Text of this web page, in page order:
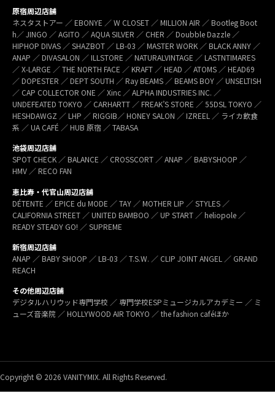
原宿周辺店舗
ネスタストアー ／ EBONYE ／ W CLOSET ／ MILLION AIR ／ Bootleg Boot
h／ JINGO ／ AGITO ／ AQUA SILVER ／ CHER ／ Doubble Dazzle ／
HIPHOP DIVAS ／ SHAZBOT ／ LB-03 ／ MASTER WORK ／ BLACK ANNY ／
ANAP ／ DIVASALON ／ ILLSTORE ／ NATURALVINTAGE ／ LASTNTIMARES
／ X-LARGE ／ THE NORTH FACE ／ KRAFT ／ HEAD ／ ATOMS ／ HEAD69
／ DOPESTER ／ DEPT SOUTH ／ Ray BEAMS ／ BEAMS BOY ／ UNSELTISH
／ CAP COLLECTOR ONE ／ Xinc ／ ALPHA INDUSTRIES INC. ／
UNDEFEATED TOKYO ／ CARHARTT ／ FREAK’S STORE ／ 55DSL TOKYO ／
HESHDAWGZ ／ LHP ／ RIGGIB／ HONEY SALON ／ IZREEL ／ ライカ飲食
系 ／ UA CAFÉ ／ HUB 原宿 ／ TABASA
池袋周辺店舗
SPOT CHECK ／ BALANCE ／ CROSSCORT ／ ANAP ／ BABYSHOOP ／
HMV ／ RECO FAN
恵比寿・代官山周辺店舗
DÉTENTE ／ EPICE du MODE ／ TAY ／ MOTHER LIP ／ STYLES ／
CALIFORNIA STREET ／ UNITED BAMBOO ／ UP START ／ heliopole ／
READY STEADY GO! ／ SUPREME
新宿周辺店舗
ANAP ／ BABY SHOOP ／ LB-03 ／ T.S.W. ／ CLIP JOINT ANGEL ／ GRAND
REACH
その他周辺店舗
デジタルハリウッド専門学校 ／ 専門学校ESPミュージカルアカデミー ／ ミ
ューズ音楽院 ／ HOLLYWOOD AIR TOKYO ／ the fashion caféほか
Copyright © 2026 VANITYMIX. All Rights Reserved.